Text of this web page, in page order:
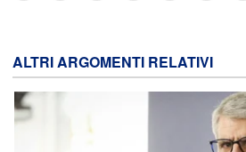
ALTRI ARGOMENTI RELATIVI